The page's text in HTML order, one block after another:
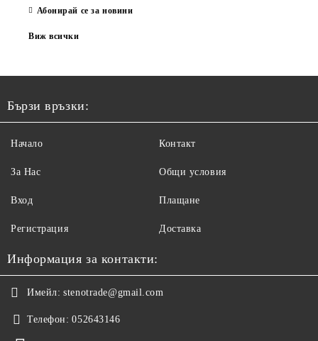
Абонирай се за новини
Виж всички
Бързи връзки:
Начало
За Нас
Вход
Регистрация
Контакт
Общи условия
Плащане
Доставка
Информация за контакти:
Имейл: stenotrade@gmail.com
Телефон: 052643146